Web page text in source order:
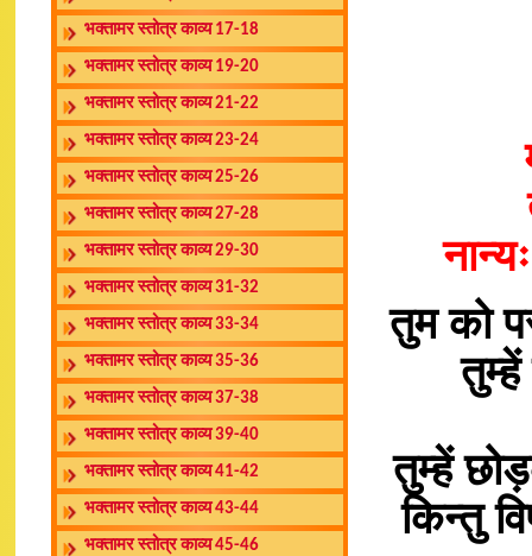
भक्तामर स्तोत्र काव्य 17-18
भक्तामर स्तोत्र काव्य 19-20
भक्तामर स्तोत्र काव्य 21-22
भक्तामर स्तोत्र काव्य 23-24
भक्तामर स्तोत्र काव्य 25-26
भक्तामर स्तोत्र काव्य 27-28
भक्तामर स्तोत्र काव्य 29-30
भक्तामर स्तोत्र काव्य 31-32
भक्तामर स्तोत्र काव्य 33-34
भक्तामर स्तोत्र काव्य 35-36
भक्तामर स्तोत्र काव्य 37-38
भक्तामर स्तोत्र काव्य 39-40
भक्तामर स्तोत्र काव्य 41-42
भक्तामर स्तोत्र काव्य 43-44
भक्तामर स्तोत्र काव्य 45-46
तुम को
तुम्हें
किन्तु